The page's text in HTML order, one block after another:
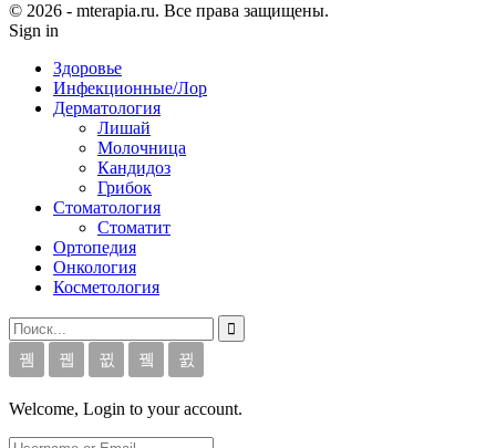
© 2026 - mterapia.ru. Все права защищены.
Sign in
Здоровье
Инфекционные/Лор
Дерматология
Лишай
Молочница
Кандидоз
Грибок
Стоматология
Стоматит
Ортопедия
Онкология
Косметология
Welcome, Login to your account.